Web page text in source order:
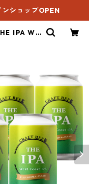
ショップOPEN
IPA We